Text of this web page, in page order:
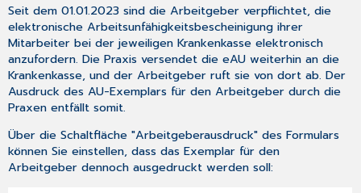
Seit dem 01.01.2023 sind die Arbeitgeber verpflichtet, die
elektronische Arbeitsunfähigkeitsbescheinigung ihrer
Mitarbeiter bei der jeweiligen Krankenkasse elektronisch
anzufordern. Die Praxis versendet die eAU weiterhin an die
Krankenkasse, und der Arbeitgeber ruft sie von dort ab. Der
Ausdruck des AU-Exemplars für den Arbeitgeber durch die
Praxen entfällt somit.
Über die Schaltfläche "Arbeitgeberausdruck" des Formulars
können Sie einstellen, dass das Exemplar für den
Arbeitgeber dennoch ausgedruckt werden soll: